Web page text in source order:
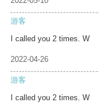
游客
I called you 2 times. W
2022-04-26
游客
I called you 2 times. W